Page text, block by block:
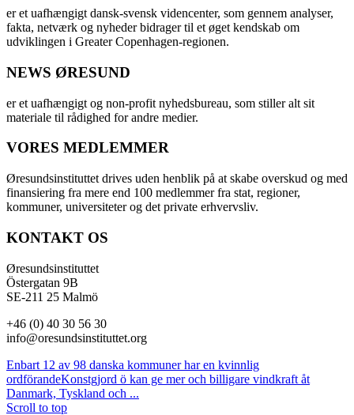
er et uafhængigt dansk-svensk videncenter, som gennem analyser,
fakta, netværk og nyheder bidrager til et øget kendskab om
udviklingen i Greater Copenhagen-regionen.
NEWS ØRESUND
er et uafhængigt og non-profit nyhedsbureau, som stiller alt sit
materiale til rådighed for andre medier.
VORES MEDLEMMER
Øresundsinstituttet drives uden henblik på at skabe overskud og med
finansiering fra mere end 100 medlemmer fra stat, regioner,
kommuner, universiteter og det private erhvervsliv.
KONTAKT OS
Øresundsinstituttet
Östergatan 9B
SE-211 25 Malmö
+46 (0) 40 30 56 30
info@oresundsinstituttet.org
Enbart 12 av 98 danska kommuner har en kvinnlig
ordförandeKonstgjord ö kan ge mer och billigare vindkraft åt
Danmark, Tyskland och ...
Scroll to top